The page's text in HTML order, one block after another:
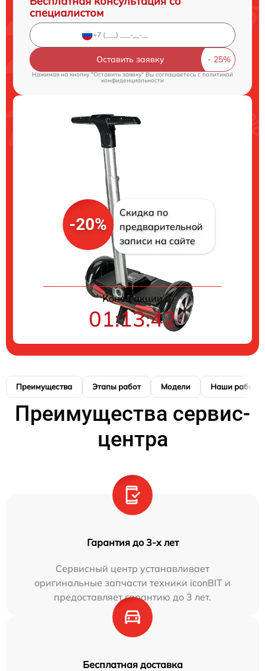
специалистом
Оставить заявку
Нажимая на кнопку "Оставить заявку" Вы соглашаетесь cполитикой
конфиденциальности
-20%
Скидка по
предварительной
записи на сайте
Конец акции
01:13:42
Преимущества Этапы работ Модели Наши работы
Преимущества сервис-
центра
Гарантия до 3-х лет
Сервисный центр устанавливает
оригинальные запчасти техники iconBIT и
предоставляет гарантию до 3 лет.
Бесплатная доставка